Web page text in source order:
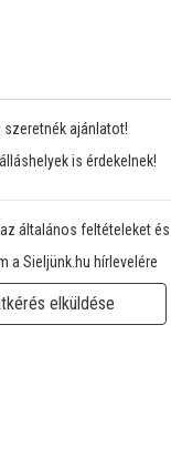
szeretnék ajánlatot!
is érdekelnek!
általános feltételeket
a Sieljünk.hu hírlevelére
elküldése